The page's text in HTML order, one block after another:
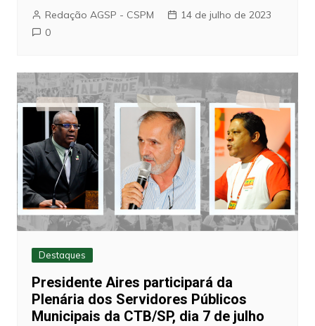
Redação AGSP - CSPM
14 de julho de 2023
0
Destaques
Presidente Aires participará da
Plenária dos Servidores Públicos
Municipais da CTB/SP, dia 7 de julho